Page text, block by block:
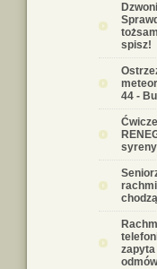
spisz!
44 -
syreny